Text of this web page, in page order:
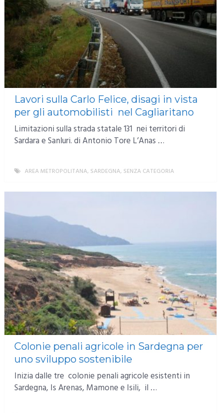
Lavori sulla Carlo Felice, disagi in vista
per gli automobilisti nel Cagliaritano
Limitazioni sulla strada statale 131 nei territori di
Sardara e Sanluri. di Antonio Tore L’Anas …
AREA METROPOLITANA, SARDEGNA, SENZA CATEGORIA
Colonie penali agricole in Sardegna per
uno sviluppo sostenibile
Inizia dalle tre colonie penali agricole esistenti in
Sardegna, Is Arenas, Mamone e Isili, il …